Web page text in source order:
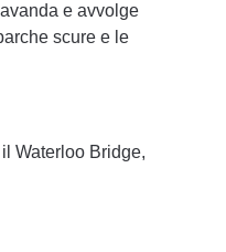
e avvolge
scure e le
Waterloo Bridge,